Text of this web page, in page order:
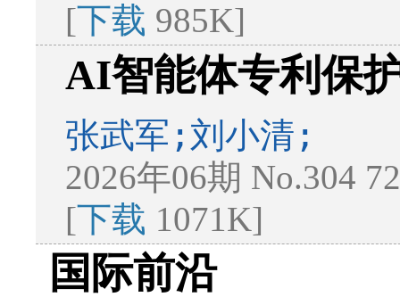
[下载 985K]
AI智能体专利保
张武军;刘小清;
2026年06期 No.304
[下载 1071K]
国际前沿